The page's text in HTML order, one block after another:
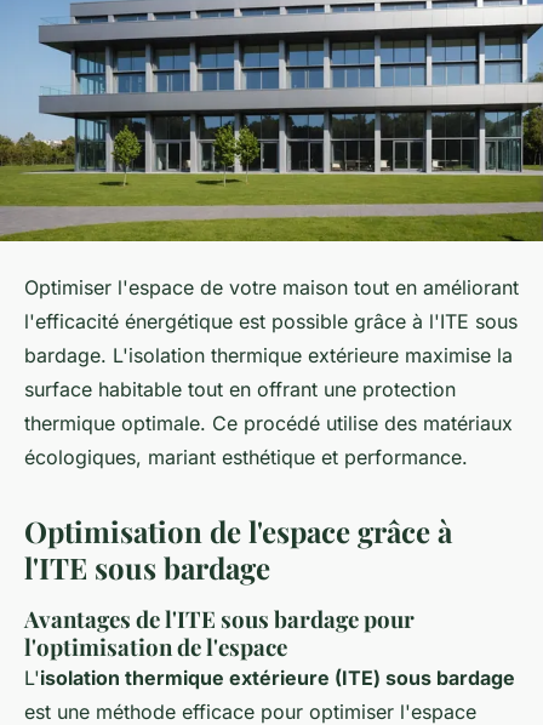
Optimiser l'espace de votre maison tout en améliorant
l'efficacité énergétique est possible grâce à l'ITE sous
bardage. L'isolation thermique extérieure maximise la
surface habitable tout en offrant une protection
thermique optimale. Ce procédé utilise des matériaux
écologiques, mariant esthétique et performance.
Optimisation de l'espace grâce à
l'ITE sous bardage
Avantages de l'ITE sous bardage pour
l'optimisation de l'espace
L'isolation thermique extérieure (ITE) sous bardage
est une méthode efficace pour optimiser l'espace